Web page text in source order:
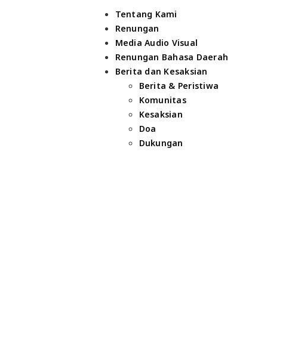
Tentang Kami
Renungan
Media Audio Visual
Renungan Bahasa Daerah
Berita dan Kesaksian
Berita & Peristiwa
Komunitas
Kesaksian
Doa
Dukungan